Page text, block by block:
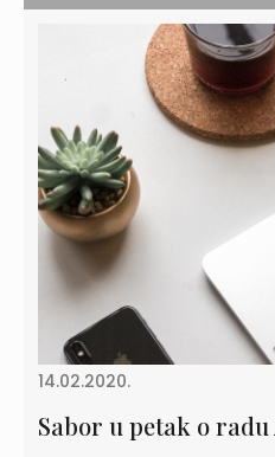
14.02.2020.
Sabor u petak o radu